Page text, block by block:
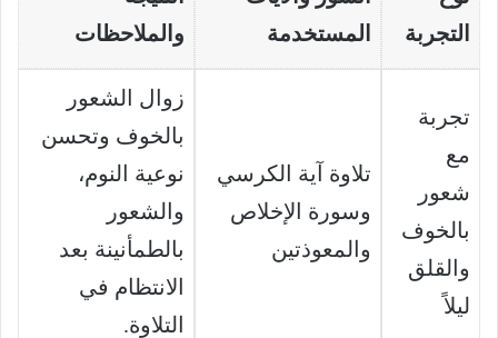
التجربة
المستخدمة
والملاحظات
تجربة
مع
شعور
بالخوف
والقلق
ليلاً
تلاوة آية الكرسي
وسورة الإخلاص
والمعوذتين
زوال الشعور
بالخوف وتحسن
نوعية النوم،
والشعور
بالطمأنينة بعد
الانتظام في
التلاوة.